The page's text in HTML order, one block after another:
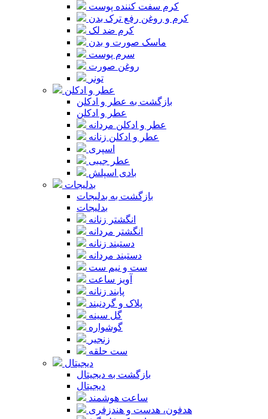
کرم سفت کننده پوست
کرم و روغن رفع ترک بدن
کرم ضد لک
ماسک صورت و بدن
سرم پوست
روغن صورت
تونر
عطر و ادکلن
بازگشت به عطر و ادکلن
عطر و ادکلن
عطر و ادکلن مردانه
عطر و ادکلن زنانه
اسپری
عطر جیبی
بادی اسپلش
بدلیجات
بازگشت به بدلیجات
بدلیجات
انگشتر زنانه
انگشتر مردانه
دستبند زنانه
دستبند مردانه
ست و نیم ست
آویز ساعت
پابند زنانه
پلاک و گردنبند
گل سینه
گوشواره
زنجیر
ست حلقه
دیجیتال
بازگشت به دیجیتال
دیجیتال
ساعت هوشمند
هدفون، هدست و هندزفری